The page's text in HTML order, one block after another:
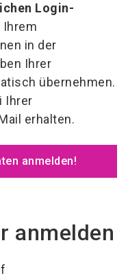
Login-
Ihrem
in der
Ihrer
übernehmen.
Ihrer
erhalten.
anmelden!
anmelden